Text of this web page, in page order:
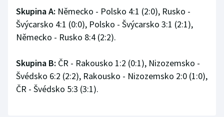
Sportovní střelba
Triatlon
Skupina A: Německo - Polsko 4:1 (2:0), Rusko -
Švýcarsko 4:1 (0:0), Polsko - Švýcarsko 3:1 (2:1),
Německo - Rusko 8:4 (2:2).
Skupina B: ČR - Rakousko 1:2 (0:1), Nizozemsko -
Švédsko 6:2 (2:2), Rakousko - Nizozemsko 2:0 (1:0),
ČR - Švédsko 5:3 (3:1).